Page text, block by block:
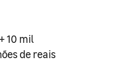
+ 10 mil
de reais